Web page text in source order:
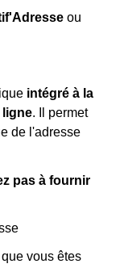
ou
intégré à la
ligne. Il permet
de l'adresse
pas à fournir
vous êtes